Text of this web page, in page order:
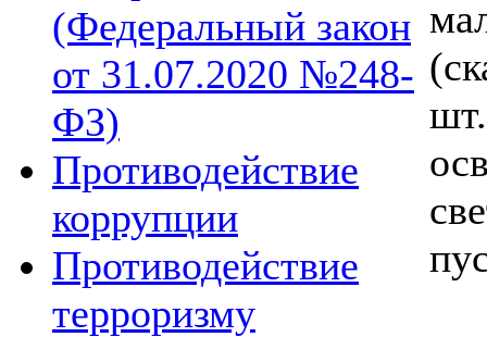
(Федеральный закон
от 31.07.2020 №248-
ФЗ)
Противодействие
коррупции
Противодействие
терроризму